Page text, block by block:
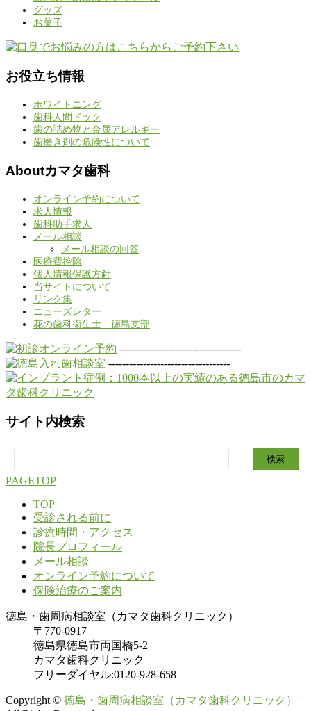
グッズ
お菓子
お役立ち情報
ホワイトニング
歯科人間ドック
歯の詰め物と金属アレルギー
歯磨き剤の危険性について
Aboutカマタ歯科
オンライン予約について
求人情報
歯科助手求人
メール相談
メール相談の回答
医療費控除
個人情報保護方針
当サイトについて
リンク集
ニューズレター
花の歯科衛生士 徳島支部
-----------------------------------
-----------------------------------
サイト内検索
索:
PAGETOP
TOP
受診される前に
診療時間・アクセス
院長プロフィール
メール相談
オンライン予約について
保険治療のご案内
徳島・歯周病相談室（カマタ歯科クリニック）
〒770-0917
徳島県徳島市両国橋5-2
カマタ歯科クリニック
フリーダイヤル:0120-928-658
Copyright © 徳島・歯周病相談室（カマタ歯科クリニック）